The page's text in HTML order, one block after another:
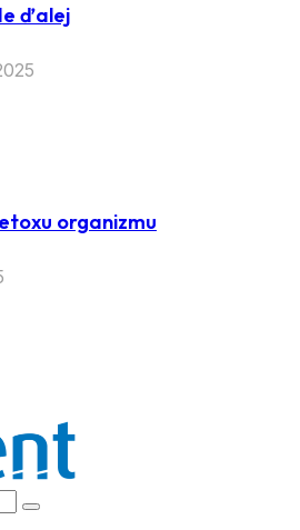
ďalej
organizmu